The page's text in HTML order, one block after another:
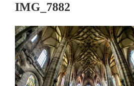
IMG_7882